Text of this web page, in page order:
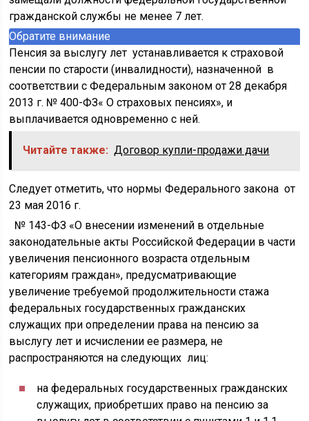
гражданской службы не менее 7 лет.
Обратите внимание
Пенсия за выслугу лет устанавливается к страховой
пенсии по старости (инвалидности), назначенной в
соответствии с Федеральным законом от 28 декабря
2013 г. № 400-ФЗ« О страховых пенсиях», и
выплачивается одновременно с ней.
Читайте также: Договор купли-продажи дачи
Следует отметить, что нормы Федерального закона от
23 мая 2016 г.
№ 143-ФЗ «О внесении изменений в отдельные
законодательные акты Российской Федерации в части
увеличения пенсионного возраста отдельным
категориям граждан», предусматривающие
увеличение требуемой продолжительности стажа
федеральных государственных гражданских
служащих при определении права на пенсию за
выслугу лет и исчислении ее размера, не
распространяются на следующих лиц:
на федеральных государственных гражданских
служащих, приобретших право на пенсию за